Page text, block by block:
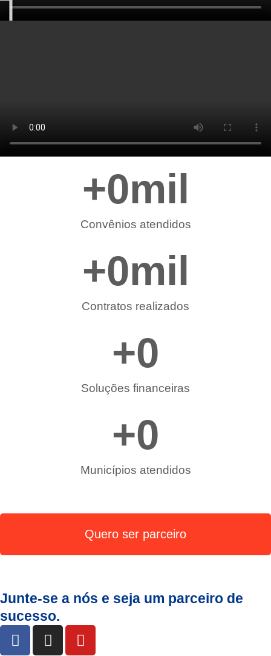
Convênios atendidos
+0mil
Contratos realizados
+0mil
Soluções financeiras
+0
Municípios atendidos
+0
Quero ser parceiro
Junte-se a nós e seja um parceiro de
sucesso.